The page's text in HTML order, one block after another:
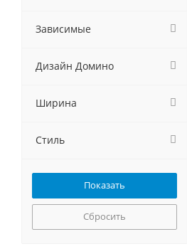
Franke
Ginzzu
GRAUDE
HEBERMANN
Kaiser
Зависимые
Дизайн Домино
Ширина
Стиль
Сбросить